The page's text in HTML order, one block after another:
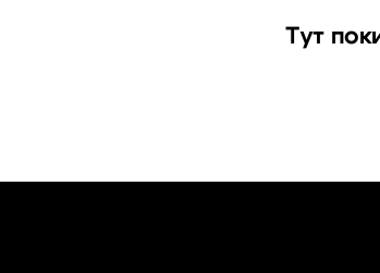
Тут